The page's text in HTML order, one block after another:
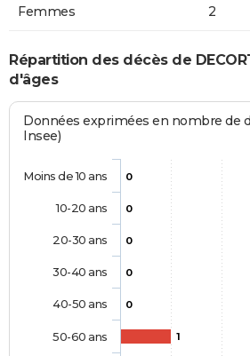
Femmes 2
Répartition des décès de
d'âges
Données exprimées en nombre de
Insee)
0
0
0
0
0
1
Moins de 10 ans
10-20 ans
20-30 ans
30-40 ans
40-50 ans
50-60 ans